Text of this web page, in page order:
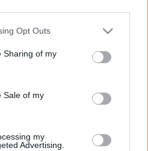
app uses one or more Google
behaviour. You may click to
and its third-party tags to
purposes in below Google
Opt Outs
Sharing of my
Sale of my
my
Advertising.
és néhány fényképet
email címre!
január 8.
január 19.
végétől 2014. március
havi 2–4 előadás lesz.
női és férfi táncosok